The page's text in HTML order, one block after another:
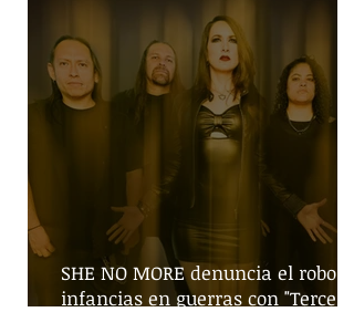
SHE NO MORE denuncia el robo de
infancias en guerras con "Tercera